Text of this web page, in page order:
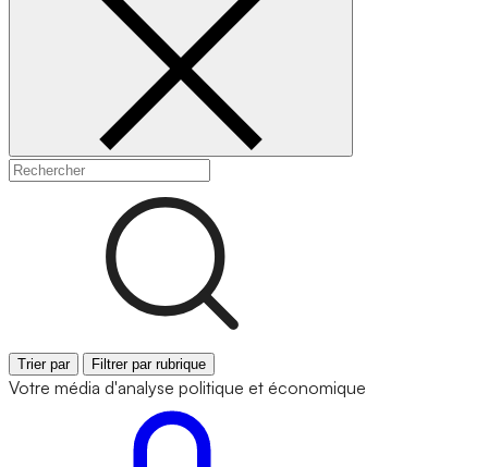
Trier par Filtrer par rubrique
Votre média d'analyse politique et économique